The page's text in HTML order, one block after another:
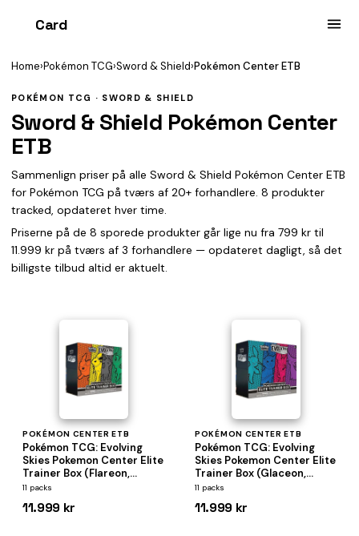
Card
Home›Pokémon TCG›Sword & Shield›Pokémon Center ETB
POKÉMON TCG · SWORD & SHIELD
Sword & Shield Pokémon Center
ETB
Sammenlign priser på alle Sword & Shield Pokémon Center ETB
for Pokémon TCG på tværs af 20+ forhandlere. 8 produkter
tracked, opdateret hver time.
Priserne på de 8 sporede produkter går lige nu fra 799 kr til
11.999 kr på tværs af 3 forhandlere — opdateret dagligt, så det
billigste tilbud altid er aktuelt.
POKÉMON CENTER ETB
Pokémon TCG: Evolving
Skies Pokemon Center Elite
Trainer Box (Flareon,
Jolteon, Umbreon,
11 packs
11.999 kr
POKÉMON CENTER ETB
Pokémon TCG: Evolving
Skies Pokemon Center Elite
Trainer Box (Glaceon,
Vaporeon, Sylveon,
11 packs
11.999 kr